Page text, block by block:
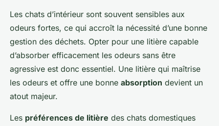
Les chats d’intérieur sont souvent sensibles aux
odeurs fortes, ce qui accroît la nécessité d’une bonne
gestion des déchets. Opter pour une litière capable
d’absorber efficacement les odeurs sans être
agressive est donc essentiel. Une litière qui maîtrise
les odeurs et offre une bonne absorption devient un
atout majeur.
Les préférences de litière des chats domestiques